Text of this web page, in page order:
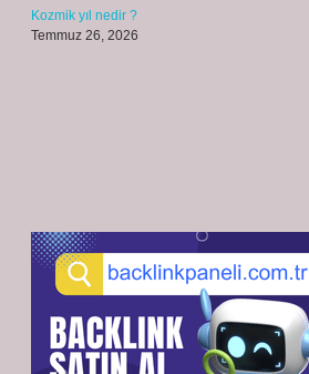
Kozmik yıl nedir ?
Temmuz 26, 2026